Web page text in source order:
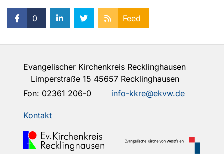
0 Feed
Evangelischer Kirchenkreis Recklinghausen
Limperstraße 15 45657 Recklinghausen
Fon: 02361 206-0 info-kkre@ekvw.de
Kontakt